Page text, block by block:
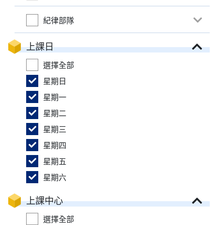
紀律部隊
上課日
選擇全部
星期日
星期一
星期二
星期三
星期四
星期五
星期六
上課中心
選擇全部